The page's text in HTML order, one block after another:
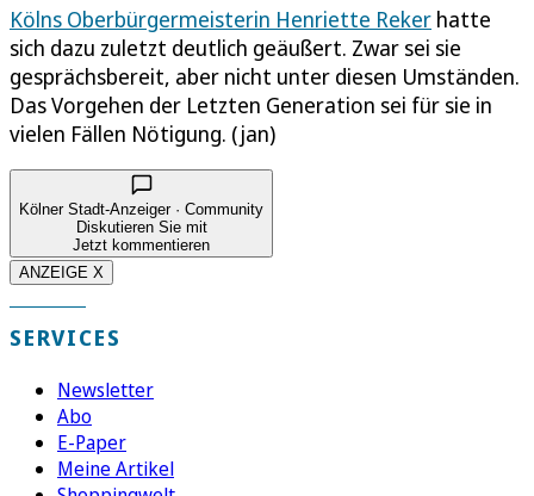
Kölns Oberbürgermeisterin Henriette Reker hatte
sich dazu zuletzt deutlich geäußert. Zwar sei sie
gesprächsbereit, aber nicht unter diesen Umständen.
Das Vorgehen der Letzten Generation sei für sie in
vielen Fällen Nötigung. (jan)
Kölner Stadt-Anzeiger · Community
Diskutieren Sie mit
Jetzt kommentieren
ANZEIGE X
SERVICES
Newsletter
Abo
E-Paper
Meine Artikel